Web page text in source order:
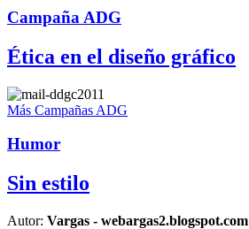
Campaña ADG
Ética en el diseño gráfico
Más Campañas ADG
Humor
Sin estilo
Autor: Vargas - webargas2.blogspot.com